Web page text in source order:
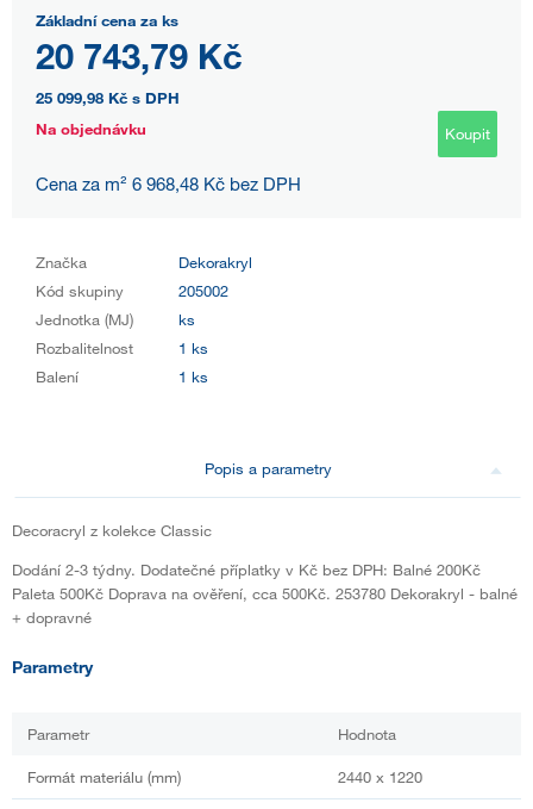
Základní cena za ks
20 743,79 Kč
25 099,98 Kč s DPH
Na objednávku
Koupit
Cena za m² 6 968,48 Kč bez DPH
Značka
Dekorakryl
Kód skupiny
205002
Jednotka (MJ)
ks
Rozbalitelnost
1 ks
Balení
1 ks
Popis a parametry
Decoracryl z kolekce Classic
Dodání 2-3 týdny. Dodatečné příplatky v Kč bez DPH: Balné 200Kč
Paleta 500Kč Doprava na ověření, cca 500Kč. 253780 Dekorakryl - balné
+ dopravné
Parametry
Parametr Hodnota
Formát materiálu (mm) 2440 x 1220